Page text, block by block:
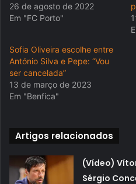
26 de agosto de 2022
Em "FC Porto"
Sofia Oliveira escolhe entre
António Silva e Pepe: “Vou
ser cancelada”
13 de março de 2023
Em "Benfica"
Artigos relacionados
(Vídeo)
Sérgio